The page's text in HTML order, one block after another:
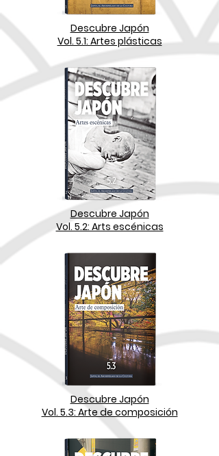
Descubre Japón
Vol. 5.1: Artes plásticas
Descubre Japón
Vol. 5.2: Arts escénicas
Descubre Japón
Vol. 5.3: Arte de composición